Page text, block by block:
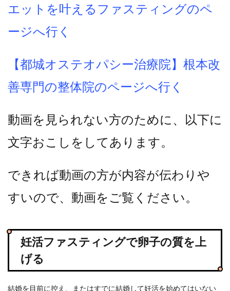
エットを叶えるファスティングのペ
ージへ行く
【都城オステオパシー治療院】根本改
善専門の整体院のページへ行く
動画を見られない方のために、以下に
文字おこしをしてあります。
できれば動画の方が内容が伝わりや
すいので、動画をご覧ください。
妊活ファスティングで卵子の質を上
げる
結婚を目前に控え、またはすでに結婚して妊活を始めてはいない